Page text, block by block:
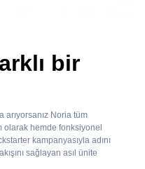
bir
arıyorsanız Noria tüm
olarak hemde fonksiyonel
kampanyasıyla adını
sağlayan asıl ünite